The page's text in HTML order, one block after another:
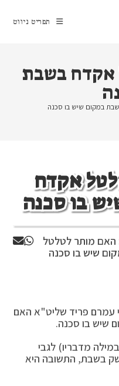
תפריט ניווט
אקדח בשבת
במקום שיש בו סכנה
אקדח
בו סכנה
האם מותר לטלטל
שיש בו סכנה
עמרם פריד שליט"א האם
שיש בו סכנה.
מדבריו) לגבי
בשבת, התשובה היא